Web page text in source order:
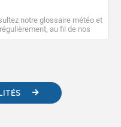
notre glossaire météo et
au fil de nos
des liens utiles vers nos